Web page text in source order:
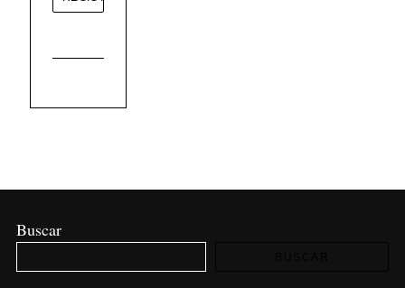
Buscar